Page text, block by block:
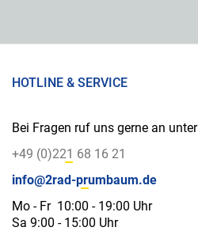
HOTLINE & SERVICE
Bei Fragen ruf uns gerne an unter
+49 (0)221 68 16 21
info@2rad-prumbaum.de
Mo - Fr 10:00 - 19:00 Uhr
Sa 9:00 - 15:00 Uhr